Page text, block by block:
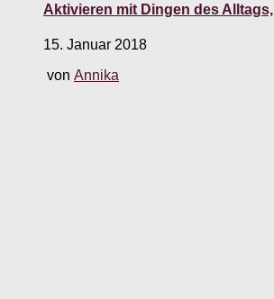
Aktivieren mit Dingen des
15. Januar 2018
von Annika